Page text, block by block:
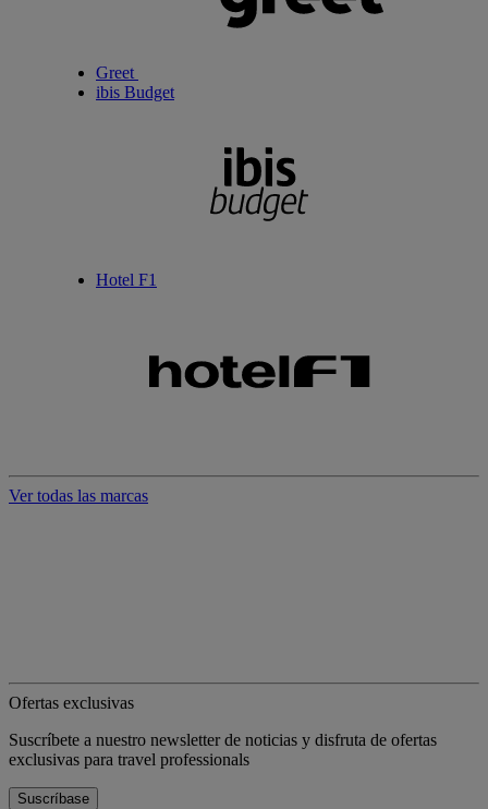
Greet
ibis Budget
Hotel F1
Ver todas las marcas
Ofertas exclusivas
Suscríbete a nuestro newsletter de noticias y disfruta de ofertas
exclusivas para travel professionals
Suscríbase